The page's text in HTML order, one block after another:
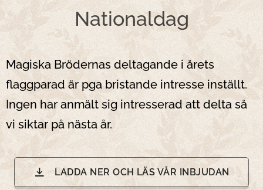
Nationaldag
Magiska Brödernas deltagande i årets
flaggparad är pga bristande intresse inställt.
Ingen har anmält sig intresserad att delta så
vi siktar på nästa år.
LADDA NER OCH LÄS VÅR INBJUDAN